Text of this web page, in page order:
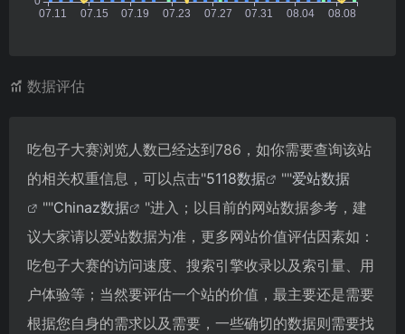
数据评估
吃包子大赛浏览人数已经达到786，如你需要查询该站
的相关权重信息，可以点击"5118数据 ""爱站数据
""Chinaz数据
"进入；以目前的网站数据参考，建
议大家请以爱站数据为准，更多网站价值评估因素如：
吃包子大赛的访问速度、搜索引擎收录以及索引量、用
户体验等；当然要评估一个站的价值，最主要还是需要
根据您自身的需求以及需要，一些确切的数据则需要找